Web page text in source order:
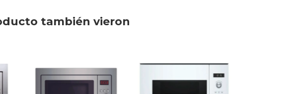
también vieron